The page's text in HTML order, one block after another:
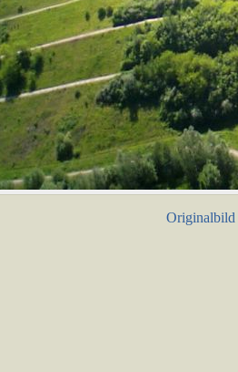
Originalbild